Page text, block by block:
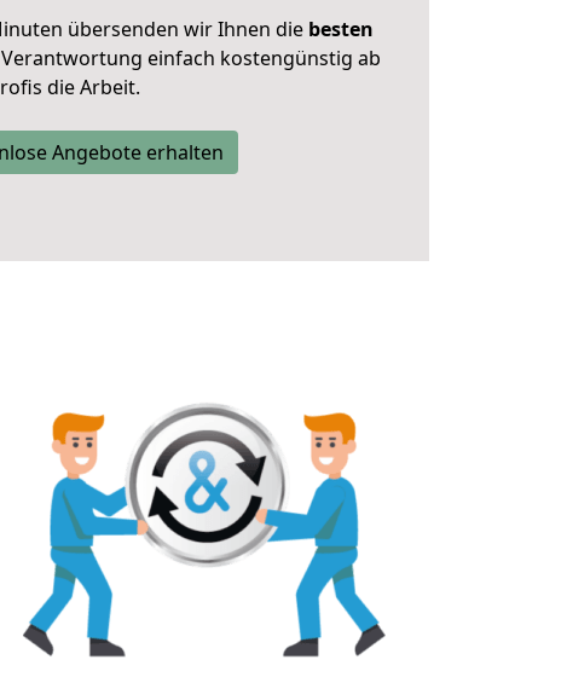
übersenden wir Ihnen die besten
Verantwortung einfach kostengünstig ab
die Arbeit.
Angebote erhalten